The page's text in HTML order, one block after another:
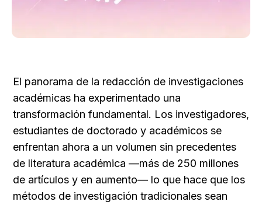
El panorama de la redacción de investigaciones
académicas ha experimentado una
transformación fundamental. Los investigadores,
estudiantes de doctorado y académicos se
enfrentan ahora a un volumen sin precedentes
de literatura académica —más de 250 millones
de artículos y en aumento— lo que hace que los
métodos de investigación tradicionales sean